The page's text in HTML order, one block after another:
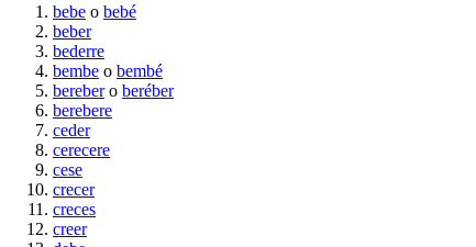
bebe o bebé
beber
bederre
bembe o bembé
berebero beréber
berebere
ceder
cerecere
cese
crecer
creces
creer